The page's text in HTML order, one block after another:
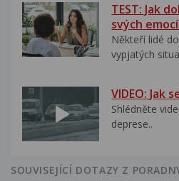
TEST: Jak
svých
Někteří lidé
vypjatých
VIDEO: Jak
Shlédněte
deprese..
SOUVISEJÍCÍ DOTAZY Z